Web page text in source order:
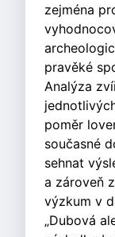
zejména
pravěké
Analýza
poměr
současné
sehnat
a zároveň
výzkum v
„Dubová